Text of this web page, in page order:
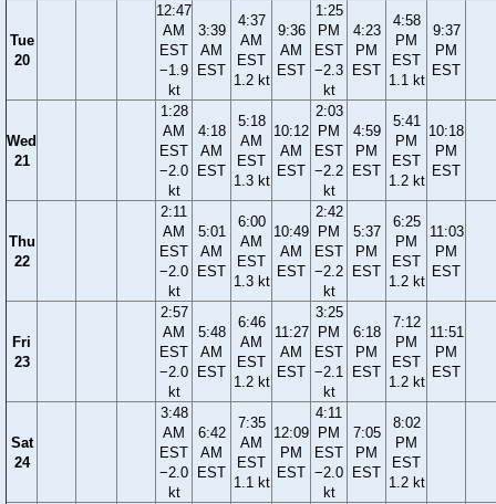
Tue
20
12:47
AM
EST
−1.9
kt
3:39
AM
EST
4:37
AM
EST
1.2 kt
9:36
AM
EST
1:25
PM
EST
−2.3
kt
4:23
PM
EST
4:58
PM
EST
1.1 kt
9:37
PM
EST
Wed
21
1:28
AM
EST
−2.0
kt
4:18
AM
EST
5:18
AM
EST
1.3 kt
10:12
AM
EST
2:03
PM
EST
−2.2
kt
4:59
PM
EST
5:41
PM
EST
1.2 kt
10:18
PM
EST
Thu
22
2:11
AM
EST
−2.0
kt
5:01
AM
EST
6:00
AM
EST
1.3 kt
10:49
AM
EST
2:42
PM
EST
−2.2
kt
5:37
PM
EST
6:25
PM
EST
1.2 kt
11:03
PM
EST
Fri
23
2:57
AM
EST
−2.0
kt
5:48
AM
EST
6:46
AM
EST
1.2 kt
11:27
AM
EST
3:25
PM
EST
−2.1
kt
6:18
PM
EST
7:12
PM
EST
1.2 kt
11:51
PM
EST
Sat
24
3:48
AM
EST
−2.0
kt
6:42
AM
EST
7:35
AM
EST
1.1 kt
12:09
PM
EST
4:11
PM
EST
−2.0
kt
7:05
PM
EST
8:02
PM
EST
1.2 kt